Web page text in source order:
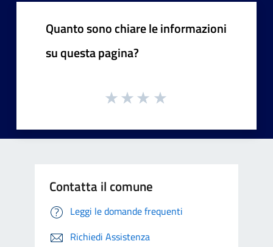
Quanto sono chiare le informazioni
su questa pagina?
Contatta il comune
Leggi le domande frequenti
Richiedi Assistenza